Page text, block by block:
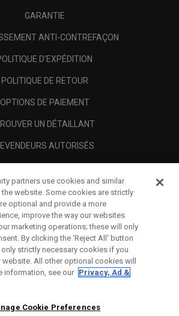
GARANTIE
ANTI-CONTREFAÇON
D'EXPÉDITION
POLITIQUE DE RETOUR
OPTIONS DE PAIEMENT
UN DÉTAILLANT
AUTORISÉS
A PROPOS
LÉGALES
partners use cookies and similar
website. Some cookies are strictly
optional and provide a more
improve the way our websites
marketing operations; these will only
By clicking the ‘Reject All' button
strictly necessary cookies if you
All other optional cookies will
information, see our Privacy, Ad &
Cookie Preferences